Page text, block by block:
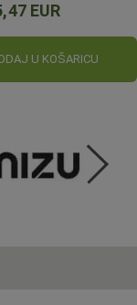
EUR
U KOŠARICU